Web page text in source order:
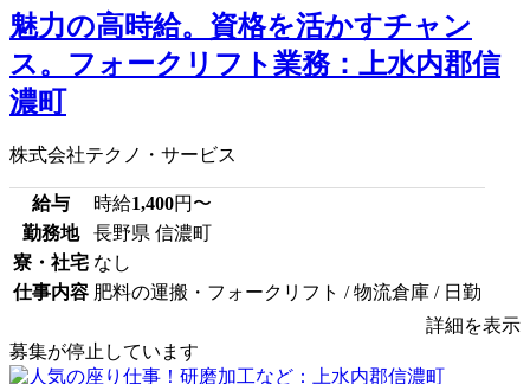
魅力の高時給。資格を活かすチャン
ス。フォークリフト業務：上水内郡信
濃町
株式会社テクノ・サービス
給与 時給1,400円〜
勤務地
長野県 信濃町
寮・社宅 なし
仕事内容 肥料の運搬・フォークリフト / 物流倉庫 / 日勤
詳細を表示
募集が停止しています